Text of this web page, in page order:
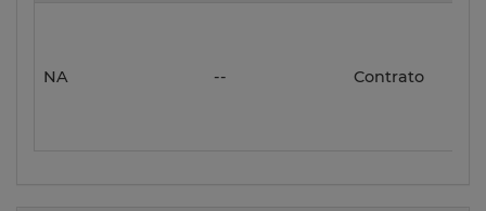
NA -- Contrato